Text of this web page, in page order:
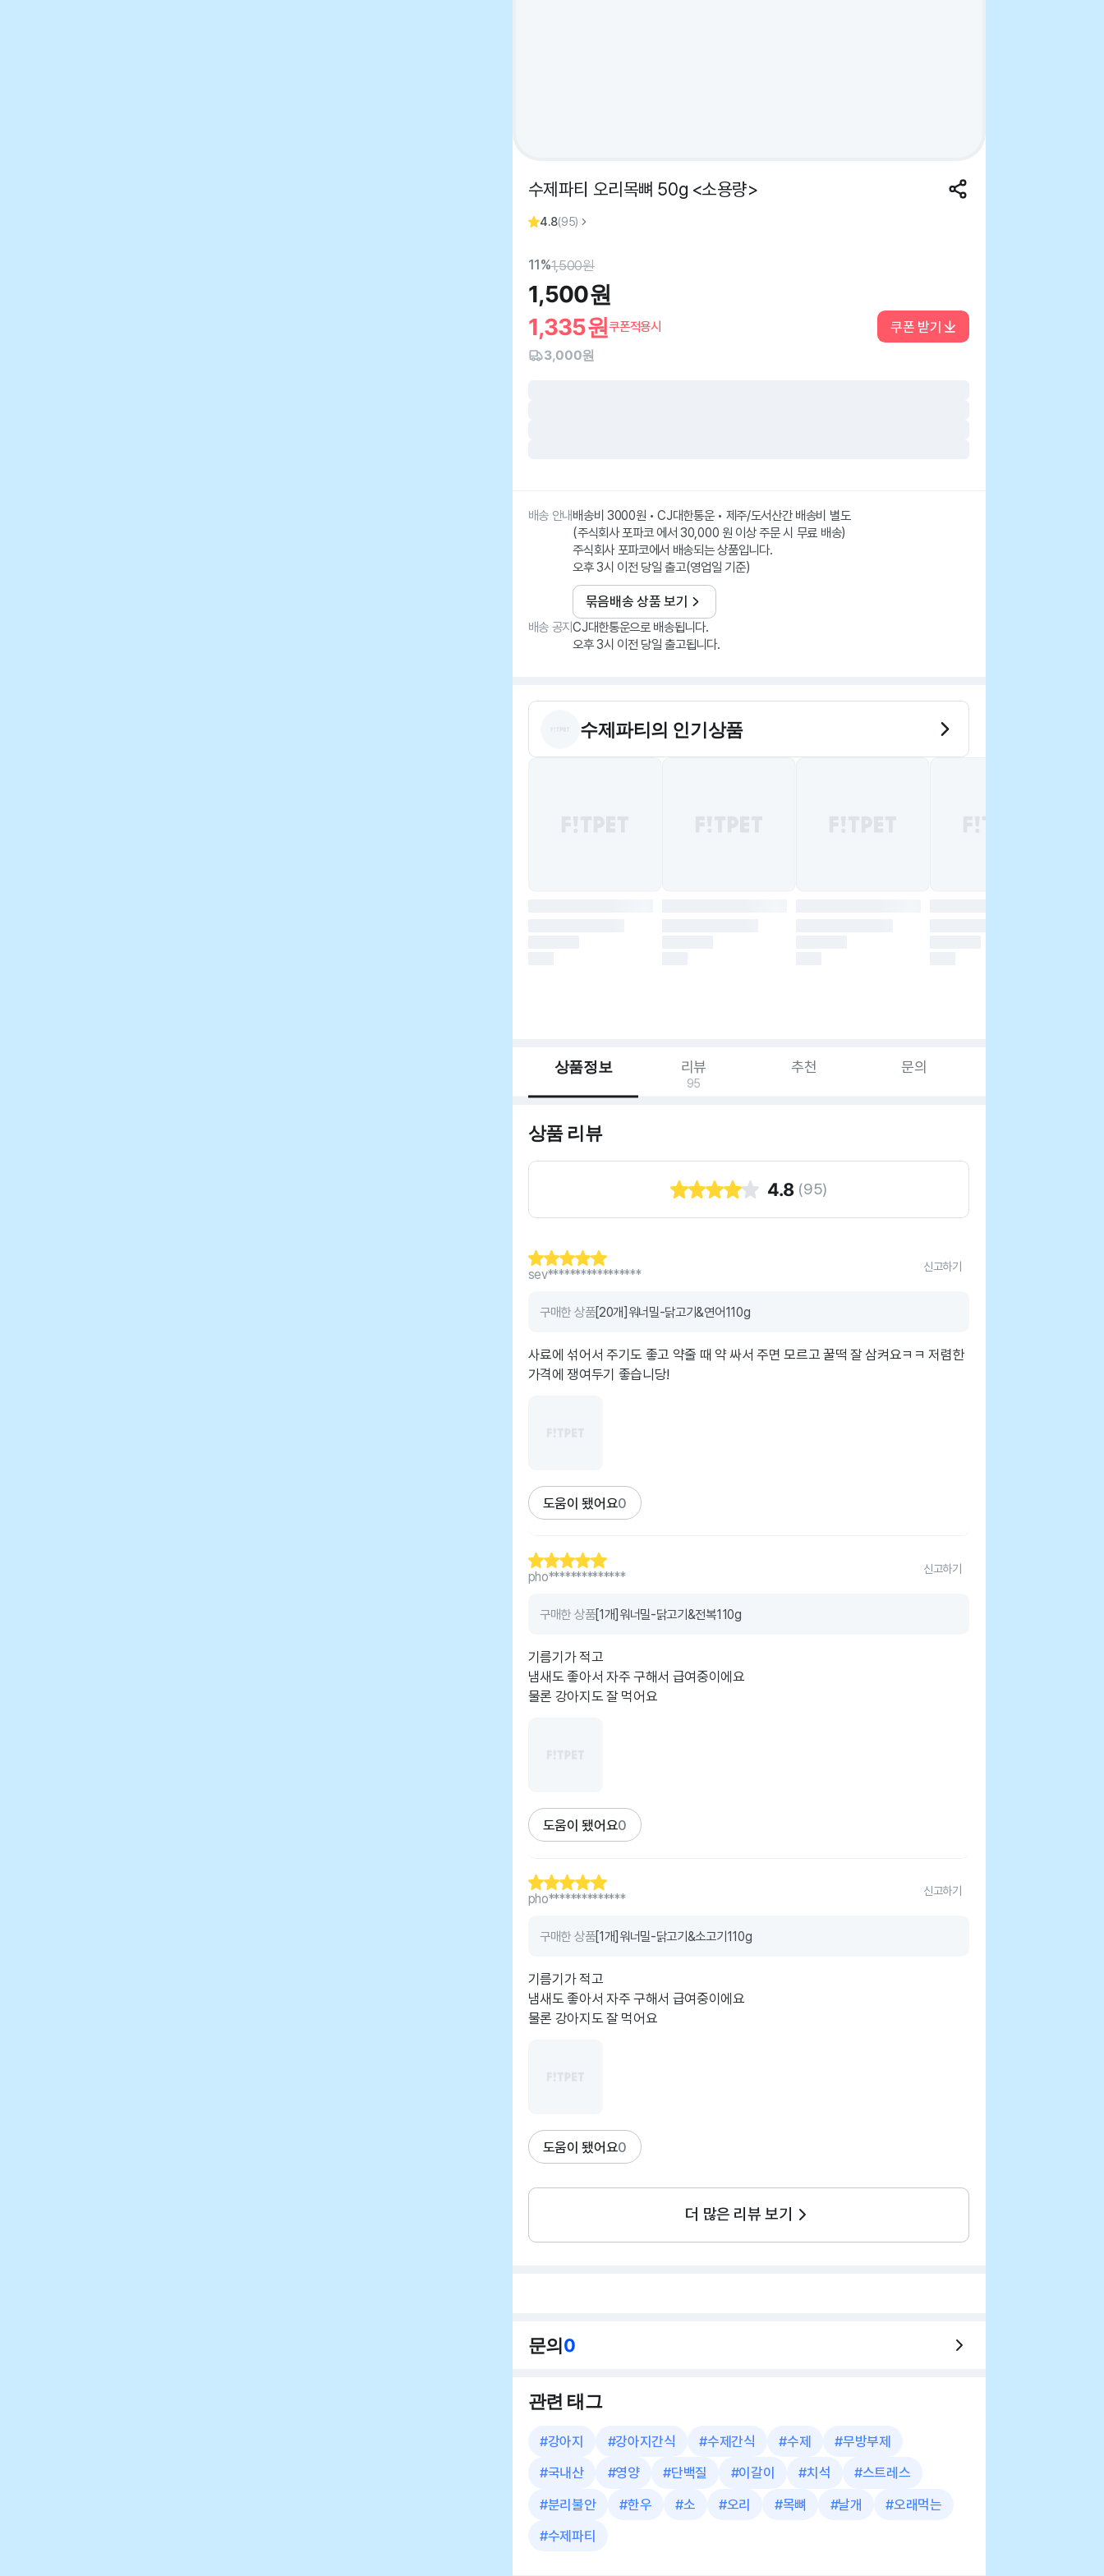
수제파티 오리목뼈 50g <소용량>
4.8(95)
11%1,500원
1,500원
1,335원쿠폰적용시 쿠폰 받기
3,000원
배송 안내배송비 3000원 • CJ대한통운 • 제주/도서산간 배송비 별도
(주식회사 포파코 에서 30,000 원 이상 주문 시 무료 배송)
주식회사 포파코에서 배송되는 상품입니다.
오후 3시 이전 당일 출고(영업일 기준)
묶음배송 상품 보기
배송 공지CJ대한통운으로 배송됩니다.
오후 3시 이전 당일 출고됩니다.
수제파티의 인기상품
상품정보 리뷰
95
추천 문의
상품 리뷰
4.8 (95)
sev*****************
신고하기
구매한 상품[20개]워너밀-닭고기&연어110g
사료에 섞어서 주기도 좋고 약줄 때 약 싸서 주면 모르고 꿀떡 잘 삼켜요ㅋㅋ 저렴한
가격에 쟁여두기 좋습니당!
도움이 됐어요0
pho**************
신고하기
구매한 상품[1개]워너밀-닭고기&전복110g
기름기가 적고
냄새도 좋아서 자주 구해서 급여중이에요
물론 강아지도 잘 먹어요
도움이 됐어요0
pho**************
신고하기
구매한 상품[1개]워너밀-닭고기&소고기110g
기름기가 적고
냄새도 좋아서 자주 구해서 급여중이에요
물론 강아지도 잘 먹어요
도움이 됐어요0
더 많은 리뷰 보기
문의0
관련 태그
#강아지 #강아지간식 #수제간식 #수제 #무방부제
#국내산 #영양 #단백질 #이갈이 #치석 #스트레스
#분리불안 #한우 #소 #오리 #목뼈 #날개 #오래먹는
#수제파티